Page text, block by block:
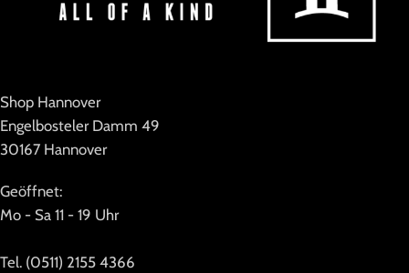
Shop Hannover
Engelbosteler Damm 49
30167 Hannover
Geöffnet:
Mo - Sa 11 - 19 Uhr
Tel. (0511) 2155 4366